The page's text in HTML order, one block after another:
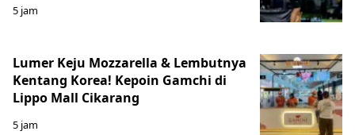
5 jam
Lumer Keju Mozzarella & Lembutnya
Kentang Korea! Kepoin Gamchi di
Lippo Mall Cikarang
5 jam